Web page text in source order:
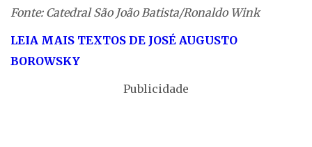
Fonte: Catedral São João Batista/Ronaldo Wink
LEIA MAIS TEXTOS DE JOSÉ AUGUSTO
BOROWSKY
Publicidade